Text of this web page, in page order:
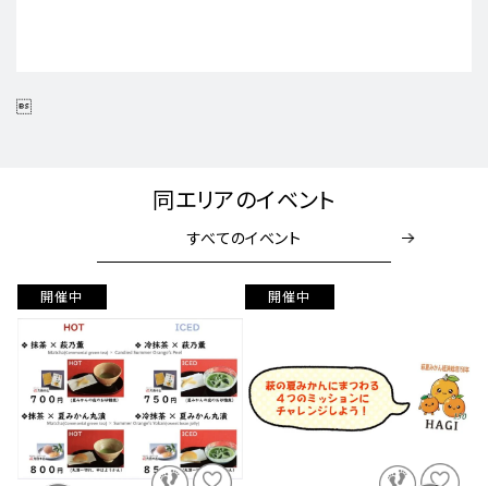

同エリアのイベント
すべてのイベント
開催中 開催中